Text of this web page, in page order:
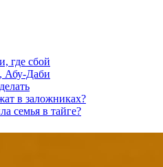
где сбой
Абу-Даби
в заложниках?
семья в тайге?